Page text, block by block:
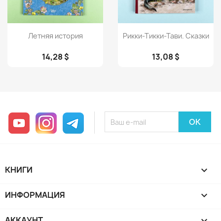
Просмотр
Летняя история
14,28 $
Просмотр
Рикки-Тикки-Тави. Сказки
13,08 $
YouTube InstagramTelegram
КНИГИ 
ИНФОРМАЦИЯ 